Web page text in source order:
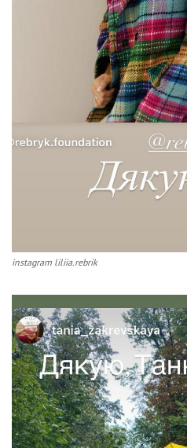
instagram liliia.rebrik